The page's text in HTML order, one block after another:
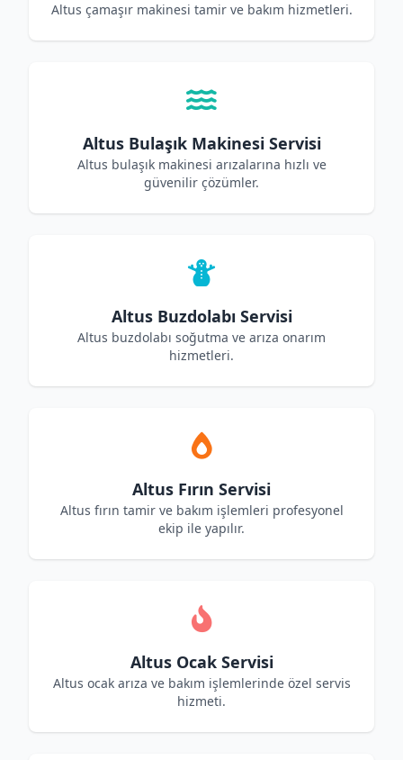
Altus çamaşır makinesi tamir ve bakım hizmetleri.
Altus Bulaşık Makinesi Servisi
Altus bulaşık makinesi arızalarına hızlı ve
güvenilir çözümler.
Altus Buzdolabı Servisi
Altus buzdolabı soğutma ve arıza onarım
hizmetleri.
Altus Fırın Servisi
Altus fırın tamir ve bakım işlemleri profesyonel
ekip ile yapılır.
Altus Ocak Servisi
Altus ocak arıza ve bakım işlemlerinde özel servis
hizmeti.